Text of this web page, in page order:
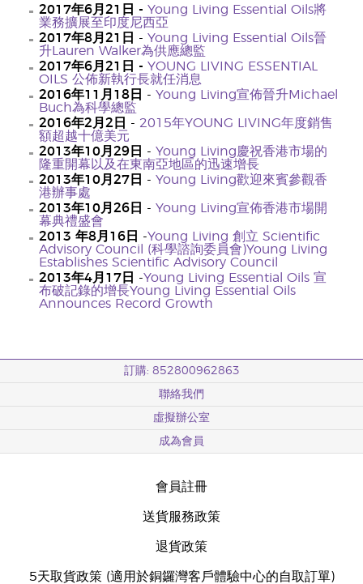
2017年6月21日 - Young Living Essential Oils將
業務擴展至印度尼西亞
2017年8月21日
- Young Living Essential Oils晉
升Lauren Walker為供應總監
2017年6月21日 - YOUNG LIVING ESSENTIAL
OILS 公佈新執行長就任消息
2016年11月18日
- Young Living宣佈晉升Michael
Buch為科學總監
2016年2月2日
- 2015年YOUNG LIVING年度銷售
額超越十億美元
2013年10月29日
- Young Living慶祝香港市場的
隆重開幕以及在東南亞地區的迅速增長
2013年10月27日
- Young Living歡迎來賓參觀香
港辦事處
2013年10月26日
- Young Living宣佈香港市場開
幕典禮盛會
2013 年8月16日
-Young Living 創立 Scientific
Advisory Council (科學諮詢委員會)Young Living
Establishes Scientific Advisory Council
2013年4月17日 -Young Living Essential Oils 宣
布破記錄的增長Young Living Essential Oils
Announces Record Growth
訂購: 852800962863
聯絡我們
虛擬辦公室
成為會員
會員註冊
送貨服務政策
退貨政策
5天取貨政策 (適用於銅鑼灣客戶體驗中心的自取訂單)